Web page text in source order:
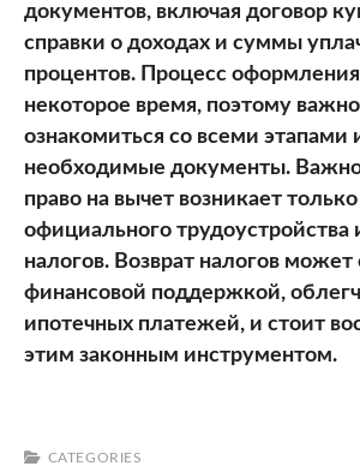
документов, включая договор
справки о доходах и суммы
процентов. Процесс
некоторое время, поэтому важно
ознакомиться со всеми этапами
необходимые документы.
право на вычет возникает
официального трудоустройства
налогов. Возврат налогов может
финансовой поддержкой,
ипотечных платежей, и стоит
этим законным инструментом.
CATEGORIES